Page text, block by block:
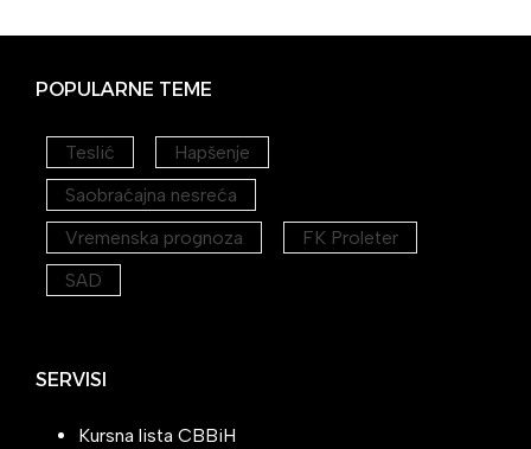
POPULARNE TEME
Teslić
Hapšenje
Saobraćajna nesreća
Vremenska prognoza
FK Proleter
SAD
SERVISI
Kursna lista CBBiH